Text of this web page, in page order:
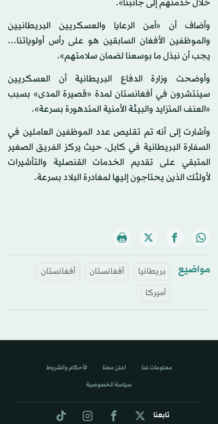
خلال خدمتهم إلى جانبنا».
وأضاف أن «أمن الرعايا والعسكريين البريطانيين
والموظفين الأفغان السابقين هو على رأس أولوياتنا...
يجب أن نبذل ما بوسعنا لضمان سلامتهم».
وأوضحت وزارة الدفاع البريطانية أن العسكريين
سينتشرون في أفغانستان لمدة «قصيرة المدى» بسبب
«العنف المتزايد والبيئة الأمنية المتدهورة بسرعة».
وأشارت إلى أنه تم تقليص عدد الموظفين العاملين في
السفارة البريطانية في كابل، حيث يركز الفريق الصغير
المتبقي على تقديم الخدمات القنصلية والتأشيرات
لأولئك الذين يحتاجون إليها لمغادرة البلاد بسرعة.
مواضيع بريطانيا أفغانستان
أفغانستان
أميركا
تابعنا
معلومات عنا اعلن معنا الأحكام والشروط
سياسة الخصوصية